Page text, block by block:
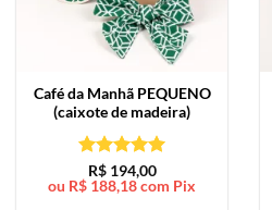
Café da Manhã PEQUENO
(caixote de madeira)
Avaliação5
de 5
R$194,00
ou R$ 188,18com Pix